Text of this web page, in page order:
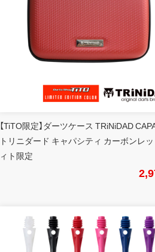
【TiTO限定】ダーツケース TRiNiDAD
トリニダード キャパシティ カーボンレ
ィト限定